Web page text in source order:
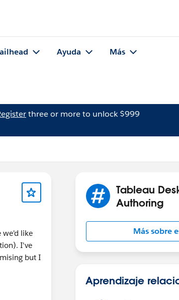
Ayuda Más
three or more to unlock $999
we'd like
I've
but I
Tableau
Authoring
Más sobre
Aprendizaje